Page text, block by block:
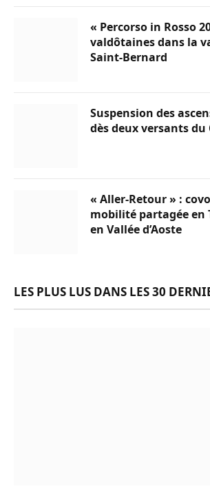
« Percorso in Rosso
valdôtaines dans la
Saint-Bernard
Suspension des
dès deux versants du
« Aller-Retour » :
mobilité partagée en
en Vallée d’Aoste
LES PLUS LUS DANS LES 30